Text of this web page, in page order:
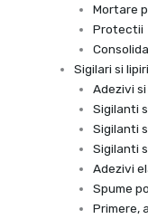
Mortare
Protectii
Sigilari si lipiri
Adezivi
Sigilanti
Sigilanti
Sigilanti
Adezivi
Spume
Primere,